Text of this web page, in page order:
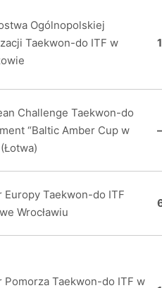
Ogólnopolskiej
Taekwon-do ITF w
Challenge Taekwon-do
“Baltic Amber Cup w
–
Europy Taekwon-do ITF
Wrocławiu
Pomorza Taekwon-do ITF w